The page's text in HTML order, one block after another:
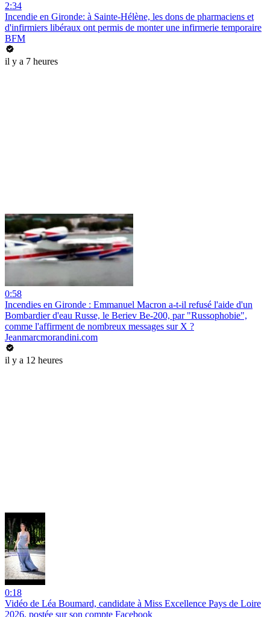
2:34
Incendie en Gironde: à Sainte-Hélène, les dons de pharmaciens et
d'infirmiers libéraux ont permis de monter une infirmerie temporaire
BFM
il y a 7 heures
0:58
Incendies en Gironde : Emmanuel Macron a-t-il refusé l'aide d'un
Bombardier d'eau Russe, le Beriev Be-200, par "Russophobie",
comme l'affirment de nombreux messages sur X ?
Jeanmarcmorandini.com
il y a 12 heures
0:18
Vidéo de Léa Boumard, candidate à Miss Excellence Pays de Loire
2026, postée sur son compte Facebook